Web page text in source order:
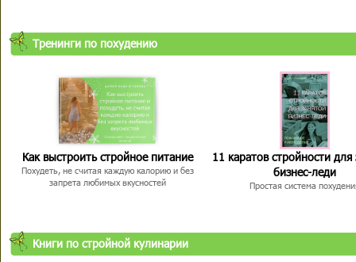
Тренинги по похудению
Как выстроить стройное питание
Похудеть, не считая каждую калорию и без
запрета любимых вкусностей
11 каратов стройности для
бизнес-леди
Простая система
Книги по стройной кулинарии